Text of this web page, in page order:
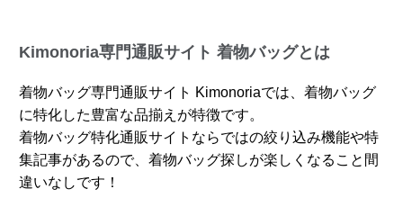
Kimonoria専門通販サイト 着物バッグとは
着物バッグ専門通販サイト Kimonoriaでは、着物バッグ
に特化した豊富な品揃えが特徴です。
着物バッグ特化通販サイトならではの絞り込み機能や特
集記事があるので、着物バッグ探しが楽しくなること間
違いなしです！